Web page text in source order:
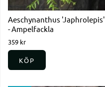
Aeschynanthus 'Japhrolepis'
- Ampelfackla
359 kr
KÖP